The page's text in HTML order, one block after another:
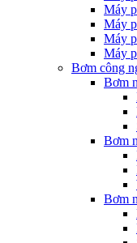
Máy
Máy
Máy
Máy
Bơm công
Bơm
Bơm
Bơm